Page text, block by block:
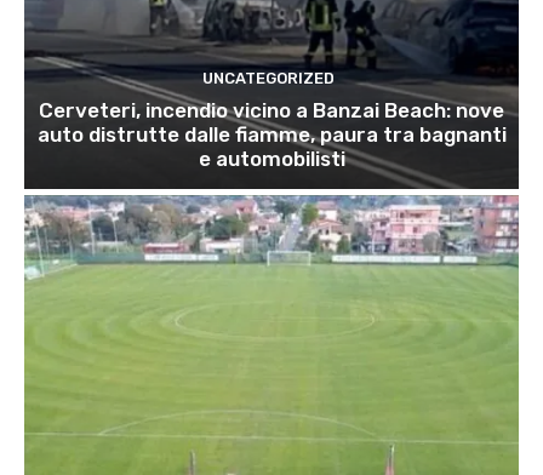
UNCATEGORIZED
Cerveteri, incendio vicino a Banzai Beach: nove
auto distrutte dalle fiamme, paura tra bagnanti
e automobilisti